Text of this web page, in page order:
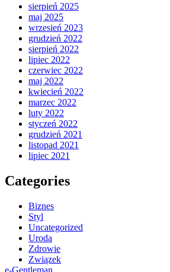
sierpień 2025
maj 2025
wrzesień 2023
grudzień 2022
sierpień 2022
lipiec 2022
czerwiec 2022
maj 2022
kwiecień 2022
marzec 2022
luty 2022
styczeń 2022
grudzień 2021
listopad 2021
lipiec 2021
Categories
Biznes
Styl
Uncategorized
Uroda
Zdrowie
Związek
e-Gentleman